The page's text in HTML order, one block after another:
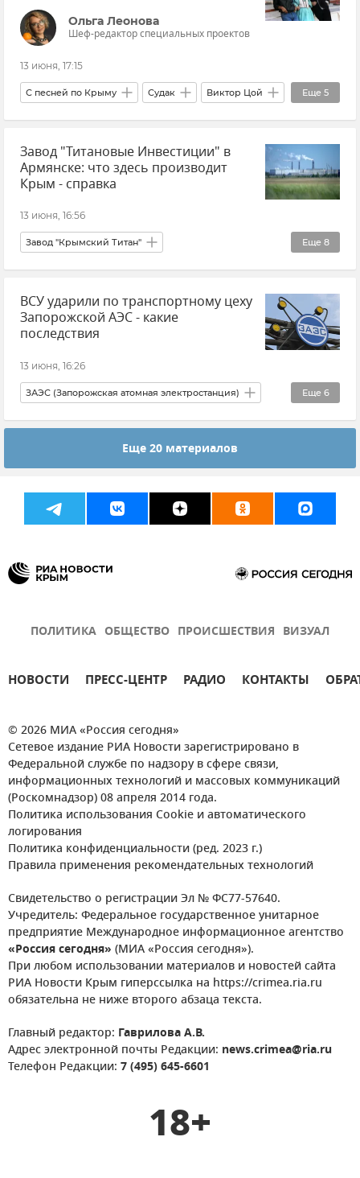
Ольга Леонова
Шеф-редактор специальных проектов
13 июня, 17:15
Еще 5
С песней по Крыму Судак Виктор Цой
Музыка Культура Евпатория
Алушта Ялта
Завод "Титановые Инвестиции" в
Армянске: что здесь производит
Крым - справка
13 июня, 16:56
Еще 8
Завод "Крымский Титан"
Завод "Титановые инвестиции" (бывший "Крымский титан")
Армянск Происшествия
Производство в Крыму
Новости Крыма
ВСУ ударили по транспортному цеху
Запорожской АЭС - какие
последствия
13 июня, 16:26
Еще 6
ЗАЭС (Запорожская атомная электростанция)
Запорожская область Энергодар
Атаки ВСУ Обстрелы ВСУ
Еще 20 материалов
ПОЛИТИКА ОБЩЕСТВО ПРОИСШЕСТВИЯ ВИЗУАЛ
НОВОСТИ ПРЕСС-ЦЕНТР РАДИО КОНТАКТЫ
© 2026 МИА «Россия сегодня»
Сетевое издание РИА Новости зарегистрировано в
Федеральной службе по надзору в сфере связи,
информационных технологий и массовых коммуникаций
(Роскомнадзор) 08 апреля 2014 года.
Политика использования Cookie и автоматического
логирования
Политика конфиденциальности (ред. 2023 г.)
Правила применения рекомендательных технологий
Свидетельство о регистрации Эл № ФС77-57640.
Учредитель: Федеральное государственное унитарное
предприятие Международное информационное агентство
«Россия сегодня» (МИА «Россия сегодня»).
При любом использовании материалов и новостей сайта
РИА Новости Крым гиперссылка на https://crimea.ria.ru
обязательна не ниже второго абзаца текста.
Главный редактор: Гаврилова А.В.
Адрес электронной почты Редакции: news.crimea@ria.ru
Телефон Редакции: 7 (495) 645-6601
18+